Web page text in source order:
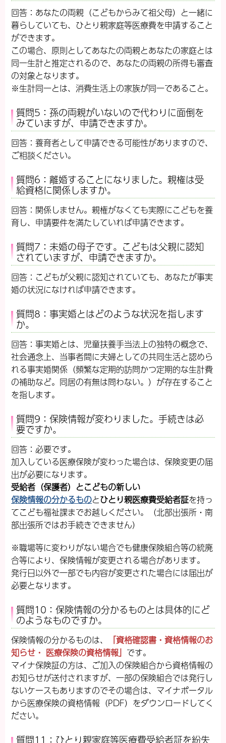
回答：あなたの両親（こどもからみて祖父母）と一緒に
暮らしていても、ひとり親家庭等医療費を申請すること
ができます。
この場合、原則としてあなたの両親とあなたの家庭とは
同一生計と推定されるので、あなたの両親の所得も審査
の対象となります。
※生計同一とは、消費生活上の家族が同一であること。
質問5：孫の両親がいないので代わりに面倒を
みていますが、申請できますか。
回答：養育者として申請できる可能性がありますので、
ご相談ください。
質問6：離婚することになりました。親権は受
給資格に関係しますか。
回答：関係しません。親権がなくても実際にこどもを養
育し、申請要件を満たしていれば申請できます。
質問7：未婚の母子です。こどもは父親に認知
されていますが、申請できますか。
回答：こどもが父親に認知されていても、あなたが事実
婚の状況になければ申請できます。
質問8：事実婚とはどのような状況を指します
か。
回答：事実婚とは、児童扶養手当法上の独特の概念で、
社会通念上、当事者間に夫婦としての共同生活と認めら
れる事実婚関係（頻繁な定期的訪問かつ定期的な生計費
の補助など。同居の有無は問わない。）が存在すること
を指します。
質問9：保険情報が変わりました。手続きは必
要ですか。
回答：必要です。
加入している医療保険が変わった場合は、保険変更の届
出が必要になります。
受給者（保護者）とこどもの新しい
保険情報の分かるものとひとり親医療費受給者証を持っ
てこども福祉課までお越しください。（北部出張所・南
部出張所ではお手続きできません）
※職場等に変わりがない場合でも健康保険組合等の統廃
合等により、保険情報が変更される場合があります。
発行日以外で一部でも内容が変更された場合には届出が
必要となります。
質問10：保険情報の分かるものとは具体的にど
のようなものですか。
保険情報の分かるものは、
「資格確認書・資格情報のお
知らせ・ 医療保険の資格情報」 です。
マイナ保険証の方は、ご加入の保険組合から資格情報の
お知らせが送付されますが、一部の保険組合では発行し
ないケースもありますのでその場合は、マイナポータル
から医療保険の資格情報（PDF）をダウンロードしてく
ださい。
質問11：ひとり親家庭等医療費受給者証を紛失